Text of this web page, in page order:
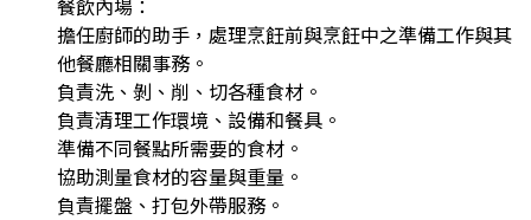
餐飲內場：
擔任廚師的助手，處理烹飪前與烹飪中之準備工作與其
他餐廳相關事務。
負責洗、剝、削、切各種食材。
負責清理工作環境、設備和餐具。
準備不同餐點所需要的食材。
協助測量食材的容量與重量。
負責擺盤、打包外帶服務。